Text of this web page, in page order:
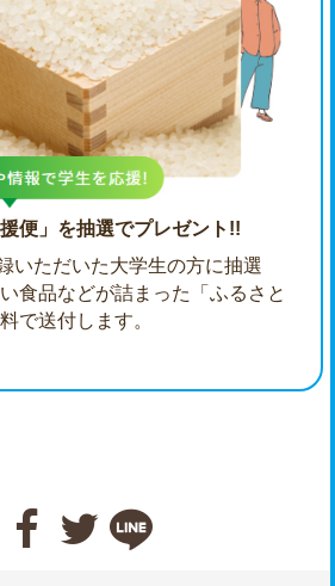
便」を抽選でプレゼント!!
いただいた大学生の方に抽選
食品などが詰まった「ふるさと
で送付します。
  